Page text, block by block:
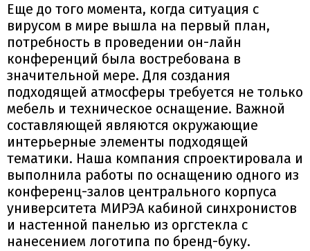
Еще до того момента, когда ситуация с
вирусом в мире вышла на первый план,
потребность в проведении он-лайн
конференций была востребована в
значительной мере. Для создания
подходящей атмосферы требуется не только
мебель и техническое оснащение. Важной
составляющей являются окружающие
интерьерные элементы подходящей
тематики. Наша компания спроектировала и
выполнила работы по оснащению одного из
конференц-залов центрального корпуса
университета МИРЭА кабиной синхронистов
и настенной панелью из оргстекла с
нанесением логотипа по бренд-буку.